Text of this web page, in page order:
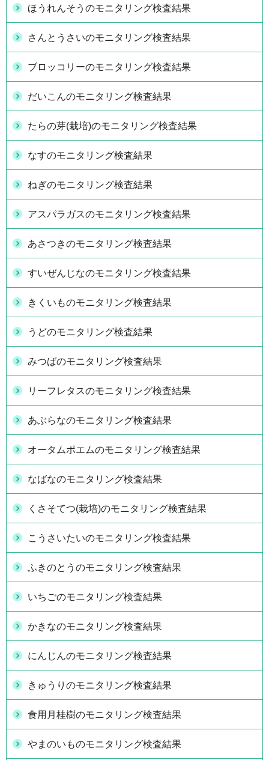
ほうれんそうのモニタリング検査結果
さんとうさいのモニタリング検査結果
ブロッコリーのモニタリング検査結果
だいこんのモニタリング検査結果
たらの芽(栽培)のモニタリング検査結果
なすのモニタリング検査結果
ねぎのモニタリング検査結果
アスパラガスのモニタリング検査結果
あさつきのモニタリング検査結果
すいぜんじなのモニタリング検査結果
きくいものモニタリング検査結果
うどのモニタリング検査結果
みつばのモニタリング検査結果
リーフレタスのモニタリング検査結果
あぶらなのモニタリング検査結果
オータムポエムのモニタリング検査結果
なばなのモニタリング検査結果
くさそてつ(栽培)のモニタリング検査結果
こうさいたいのモニタリング検査結果
ふきのとうのモニタリング検査結果
いちごのモニタリング検査結果
かきなのモニタリング検査結果
にんじんのモニタリング検査結果
きゅうりのモニタリング検査結果
食用月桂樹のモニタリング検査結果
やまのいものモニタリング検査結果